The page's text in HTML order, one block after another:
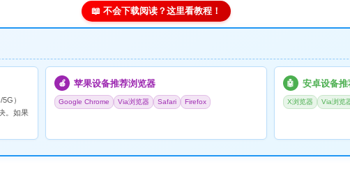
📖 不会下载阅读？这里看教程！
）
。如果
🍎 苹果设备推荐浏览器
Google Chrome Via浏览器 Safari Firefox
🤖 安卓设备
X浏览器 Via浏览